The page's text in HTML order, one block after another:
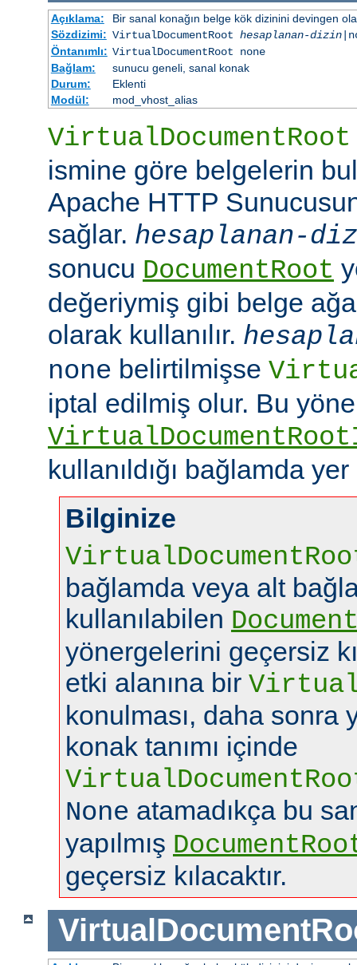
Açıklama:
Bir sanal konağın belge kök dizinini devingen
Sözdizimi: VirtualDocumentRoot hesaplanan-dizin
Öntanımlı: VirtualDocumentRoot none
Bağlam:
sunucu geneli, sanal konak
Durum:
Eklenti
Modül:
mod_vhost_alias
VirtualDocumentRoot
ismine göre belgelerin
Apache HTTP
sağlar. hesaplanan-
sonucu DocumentRoot
değeriymiş gibi belge
olarak kullanılır.
none belirtilmişse
iptal edilmiş olur. Bu
kullanıldığı bağlamda
Bilginize
bağlamda veya alt
kullanılabilen
yönergelerini geçersiz
etki alanına bir
konulması, daha sonra
konak tanımı içinde
None atamadıkça bu
yapılmış
geçersiz kılacaktır.